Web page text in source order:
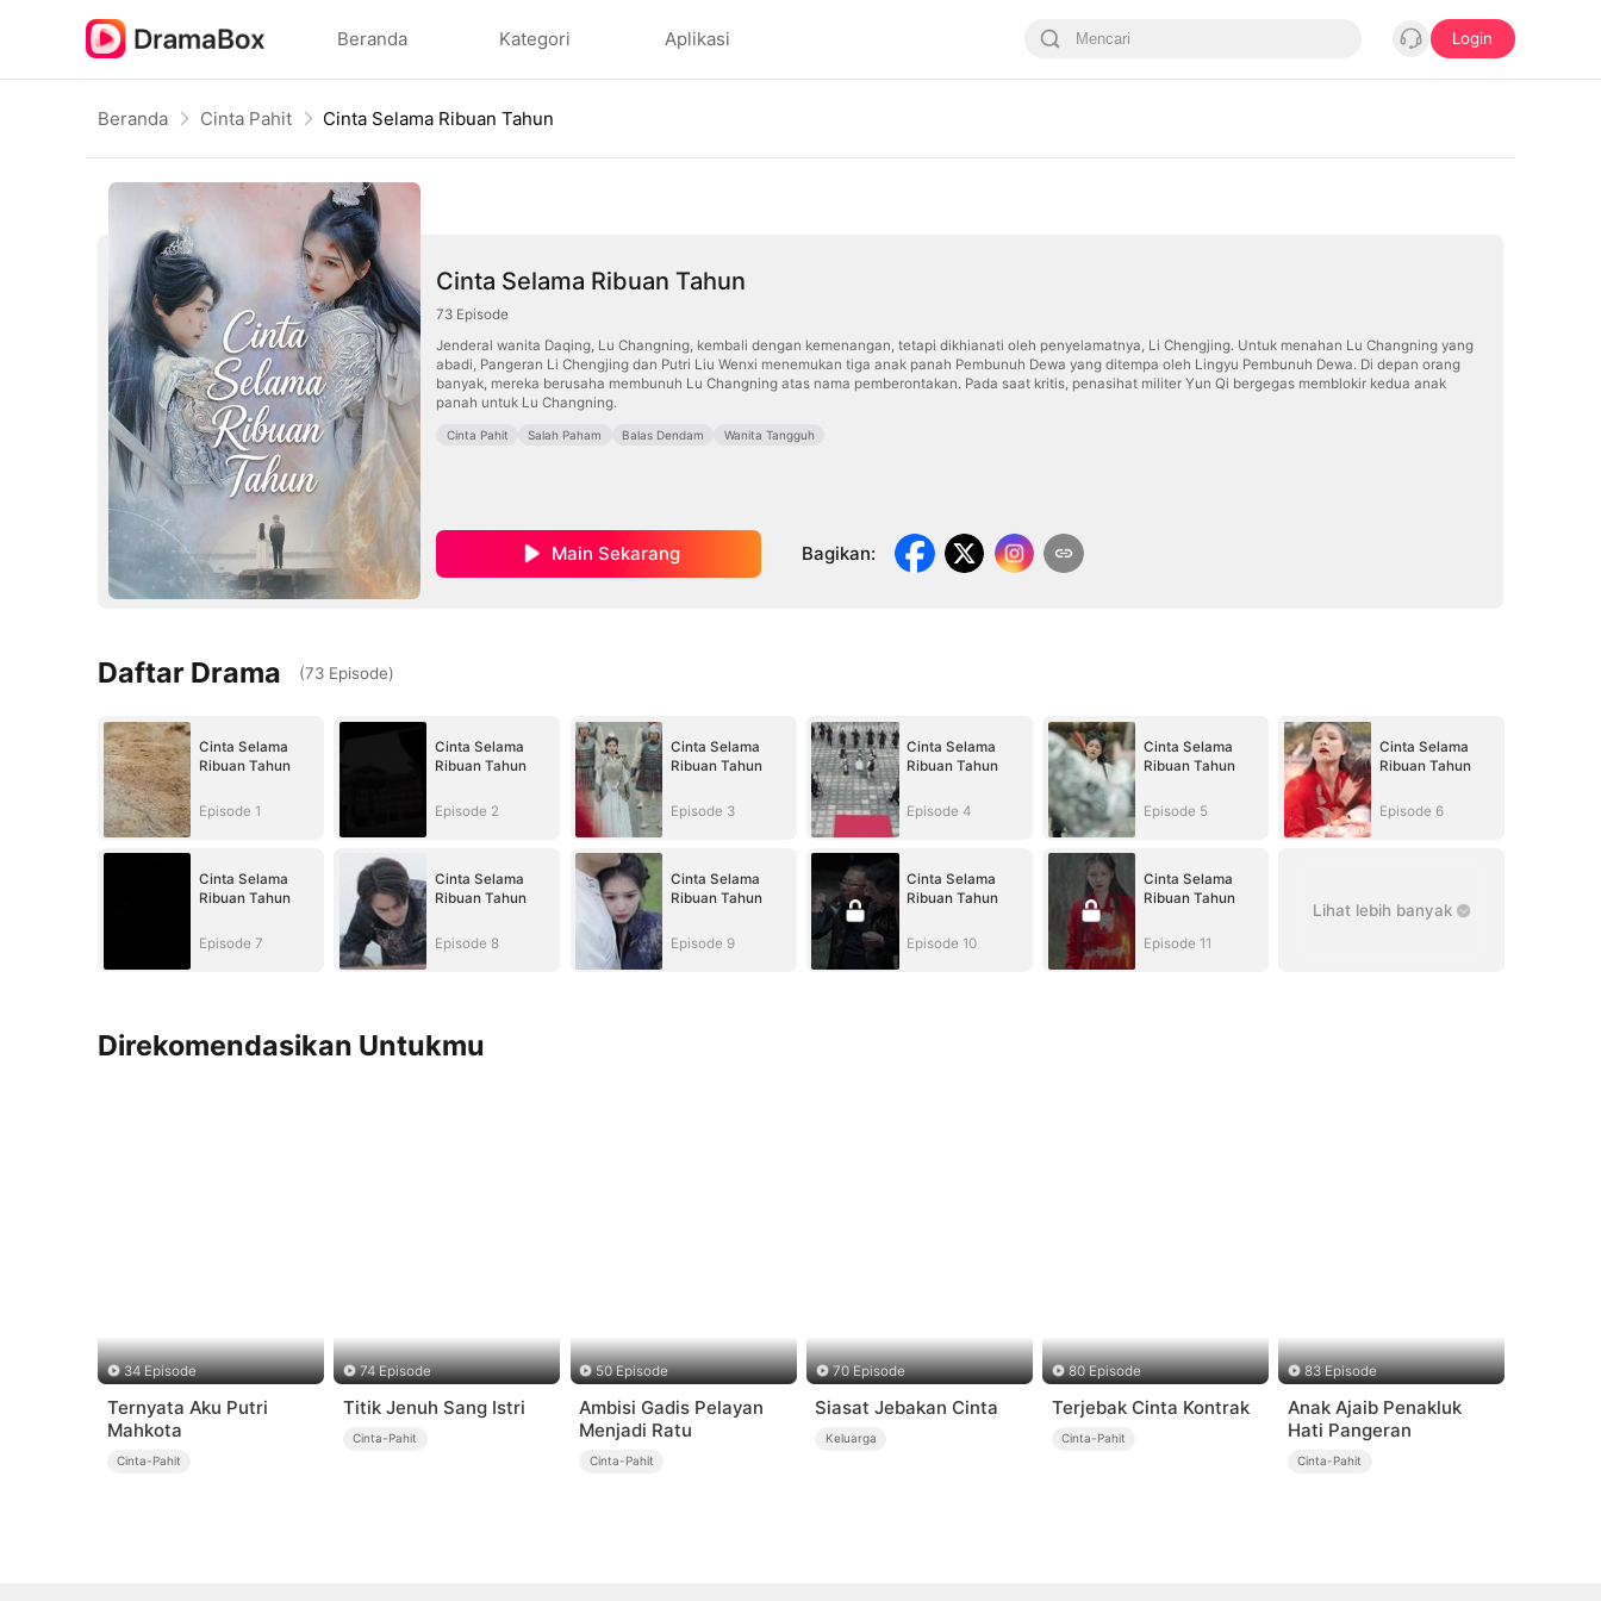
Beranda Kategori Aplikasi Login
Beranda Cinta Pahit Cinta Selama Ribuan Tahun
Cinta Selama Ribuan Tahun
73 Episode
Jenderal wanita Daqing, Lu Changning, kembali dengan kemenangan, tetapi dikhianati oleh penyelamatnya, Li Chengjing. Untuk menahan Lu Changning yang
abadi, Pangeran Li Chengjing dan Putri Liu Wenxi menemukan tiga anak panah Pembunuh Dewa yang ditempa oleh Lingyu Pembunuh Dewa. Di depan orang
banyak, mereka berusaha membunuh Lu Changning atas nama pemberontakan. Pada saat kritis, penasihat militer Yun Qi bergegas memblokir kedua anak
panah untuk Lu Changning.
Cinta Pahit Salah Paham Balas Dendam Wanita Tangguh
Main Sekarang Bagikan:
Daftar Drama (73 Episode)
Cinta Selama
Ribuan Tahun
Episode 1
Cinta Selama
Ribuan Tahun
Episode 2
Cinta Selama
Ribuan Tahun
Episode 3
Cinta Selama
Ribuan Tahun
Episode 4
Cinta Selama
Ribuan Tahun
Episode 5
Cinta Selama
Ribuan Tahun
Episode 6
Cinta Selama
Ribuan Tahun
Episode 7
Cinta Selama
Ribuan Tahun
Episode 8
Cinta Selama
Ribuan Tahun
Episode 9
Cinta Selama
Ribuan Tahun
Episode 10
Cinta Selama
Ribuan Tahun
Episode 11
Lihat lebih banyak
Direkomendasikan Untukmu
34 Episode
Ternyata Aku Putri
Mahkota
Cinta-Pahit
74 Episode
Titik Jenuh Sang Istri
Cinta-Pahit
50 Episode
Ambisi Gadis Pelayan
Menjadi Ratu
Cinta-Pahit
70 Episode
Siasat Jebakan Cinta
Keluarga
80 Episode
Terjebak Cinta Kontrak
Cinta-Pahit
83 Episode
Anak Ajaib Penakluk
Hati Pangeran
Cinta-Pahit